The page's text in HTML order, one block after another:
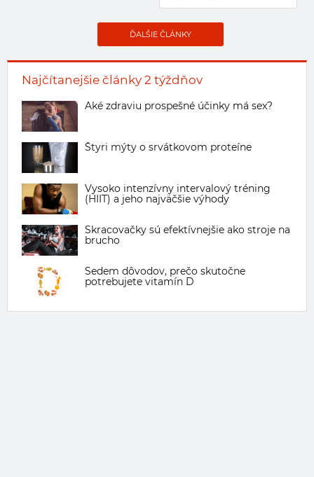
Najčítanejšie články 2 týždňov
Aké zdraviu prospešné účinky má sex?
Štyri mýty o srvátkovom proteíne
Vysoko intenzívny intervalový tréning
(HIIT) a jeho najväčšie výhody
Skracovačky sú efektívnejšie ako stroje na
brucho
Sedem dôvodov, prečo skutočne
potrebujete vitamín D
ĎALŠIE ČLÁNKY